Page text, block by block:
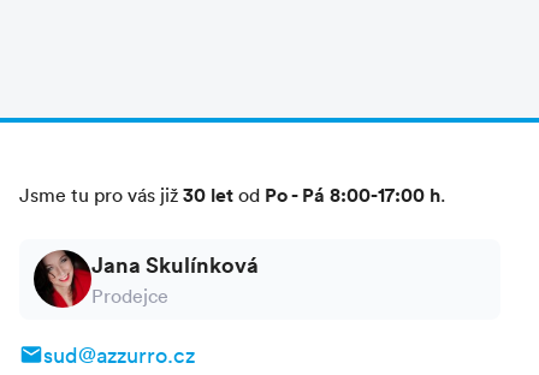
Jsme tu pro vás již 30 let od Po - Pá 8:00-17:00 h.
Jana Skulínková
Prodejce
sud@azzurro.cz